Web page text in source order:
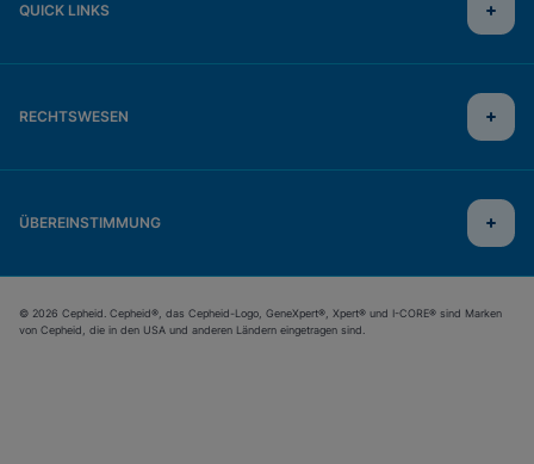
QUICK LINKS
RECHTSWESEN
ÜBEREINSTIMMUNG
© 2026 Cepheid. Cepheid®, das Cepheid-Logo, GeneXpert®, Xpert® und I-CORE® sind Marken
von Cepheid, die in den USA und anderen Ländern eingetragen sind.